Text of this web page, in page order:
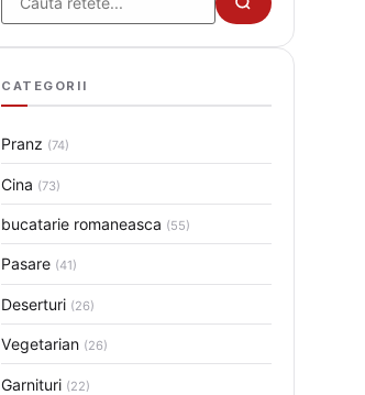
Cauta
CATEGORII
Pranz (74)
Cina (73)
bucatarie romaneasca (55)
Pasare (41)
Deserturi (26)
Vegetarian (26)
Garnituri (22)